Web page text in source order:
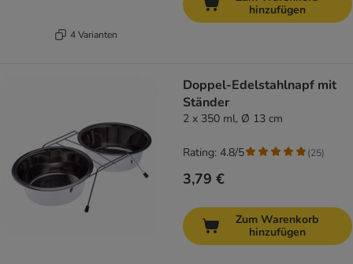
4 Varianten
hinzufügen
Doppel-Edelstahlnapf mit
Ständer
2 x 350 ml, Ø 13 cm
3,79 €
Rating: 4.8/5 (25)
Zum Warenkorb
hinzufügen